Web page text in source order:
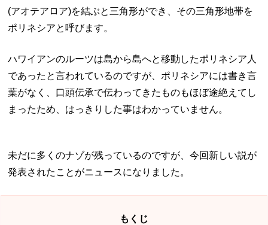
(アオテアロア)を結ぶと三角形ができ、その三角形地帯を
ポリネシアと呼びます。
ハワイアンのルーツは島から島へと移動したポリネシア人
であったと言われているのですが、ポリネシアには書き言
葉がなく、口頭伝承で伝わってきたものもほぼ途絶えてし
まったため、はっきりした事はわかっていません。
未だに多くのナゾが残っているのですが、今回新しい説が
発表されたことがニュースになりました。
もくじ